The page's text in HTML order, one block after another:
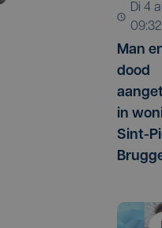
di 4 augustus |
09:32
Man
dood
in
Sint-